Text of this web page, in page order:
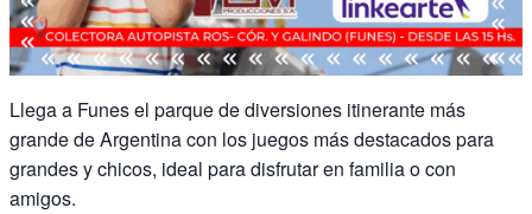
Llega a Funes el parque de diversiones itinerante más
grande de Argentina con los juegos más destacados para
grandes y chicos, ideal para disfrutar en familia o con
amigos.